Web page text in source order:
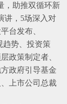
，助推双循环新
讲，5场深入对
台发布、
趋势、投资策
政策制定者、
政府引导基金
上市公司总裁